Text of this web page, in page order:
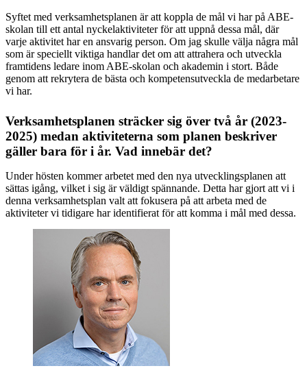
Syftet med verksamhetsplanen är att koppla de mål vi har på ABE-
skolan till ett antal nyckelaktiviteter för att uppnå dessa mål, där
varje aktivitet har en ansvarig person. Om jag skulle välja några mål
som är speciellt viktiga handlar det om att attrahera och utveckla
framtidens ledare inom ABE-skolan och akademin i stort. Både
genom att rekrytera de bästa och kompetensutveckla de medarbetare
vi har.
Verksamhetsplanen sträcker sig över två år (2023-
2025) medan aktiviteterna som planen beskriver
gäller bara för i år. Vad innebär det?
Under hösten kommer arbetet med den nya utvecklingsplanen att
sättas igång, vilket i sig är väldigt spännande. Detta har gjort att vi i
denna verksamhetsplan valt att fokusera på att arbeta med de
aktiviteter vi tidigare har identifierat för att komma i mål med dessa.